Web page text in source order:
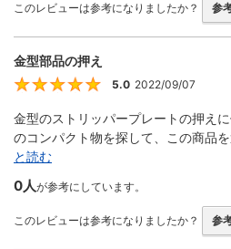
このレビューは参考になりましたか？ 参
金型部品の押え
5
5.0 2022/09/07
金型のストリッパープレートの押え
のコンパクト物を探して、この商品
と読む
0人が参考にしています。
このレビューは参考になりましたか？ 参